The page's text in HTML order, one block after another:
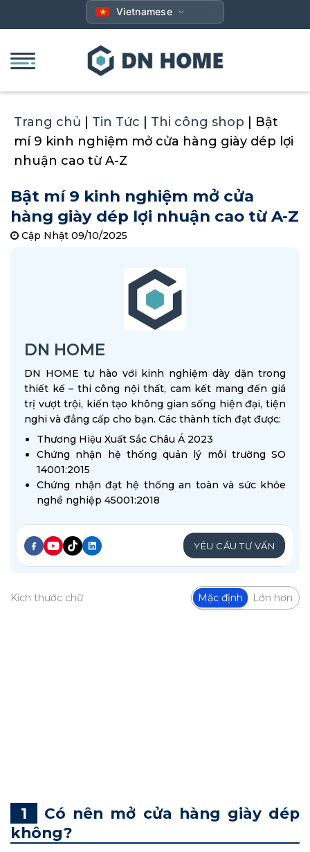
qua
dung
Vietnamese
Trang chủ Tin Tức Thi công shop
Bật
mí 9 kinh nghiệm mở cửa hàng giày dép lợi
nhuận cao từ A-Z
Bật mí 9 kinh nghiệm mở cửa
hàng giày dép lợi nhuận cao từ A-Z
Cập Nhật 09/10/2025
DN HOME
DN HOME tự hào với kinh nghiệm dày dặn trong
thiết kế – thi công nội thất, cam kết mang đến giá
trị vượt trội, kiến tạo không gian sống hiện đại, tiện
nghi và đẳng cấp cho bạn. Các thành tích đạt được:
Thương Hiệu Xuất Sắc Châu Á 2023
Chứng nhận hệ thống quản lý môi trường SO
14001:2015
Chứng nhận đạt hệ thống an toàn và sức khỏe
nghề nghiệp 45001:2018
YÊU CẦU TƯ VẤN
Kích thước chữ Mặc định Lớn hơn
Có nên mở cửa hàng giày dép
không?